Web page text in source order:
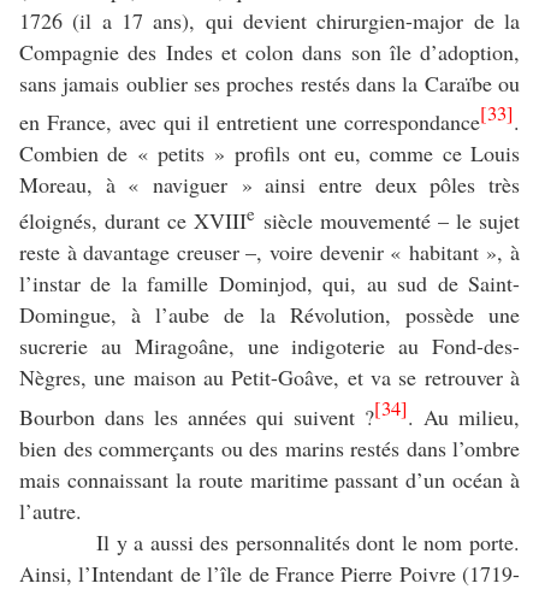
1726 (il a 17 ans), qui devient chirurgien-major de la
Compagnie des Indes et colon dans son île d’adoption,
sans jamais oublier ses proches restés dans la Caraïbe ou
en France, avec qui il entretient une correspondance[33].
Combien de « petits » profils ont eu, comme ce Louis
Moreau, à « naviguer » ainsi entre deux pôles très
éloignés, durant ce XVIIIe siècle mouvementé – le sujet
reste à davantage creuser –, voire devenir « habitant », à
l’instar de la famille Dominjod, qui, au sud de Saint-
Domingue, à l’aube de la Révolution, possède une
sucrerie au Miragoâne, une indigoterie au Fond-des-
Nègres, une maison au Petit-Goâve, et va se retrouver à
Bourbon dans les années qui suivent ?[34]. Au milieu,
bien des commerçants ou des marins restés dans l’ombre
mais connaissant la route maritime passant d’un océan à
l’autre.
Il y a aussi des personnalités dont le nom porte.
Ainsi, l’Intendant de l’île de France Pierre Poivre (1719-